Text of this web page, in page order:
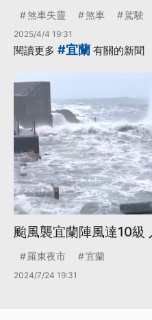
煞車失靈 煞車 駕駛
2025/4/4 19:31
閱讀更多 #宜蘭 有關的新聞
颱風襲宜蘭陣風達10級
羅東夜市 宜蘭
2024/7/24 19:31